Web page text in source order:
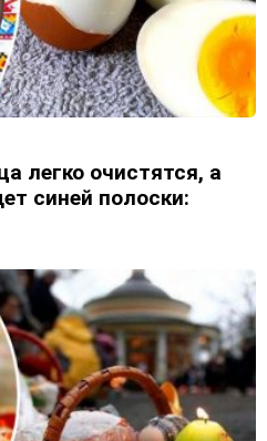
легко очистятся, а
синей полоски: